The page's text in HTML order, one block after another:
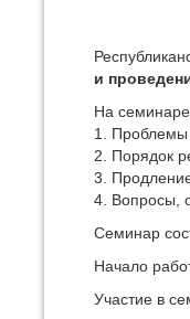
и
На
1. Проблемы
2. Порядок
3.
4. Вопросы,
Семинар
Начало
Участие в